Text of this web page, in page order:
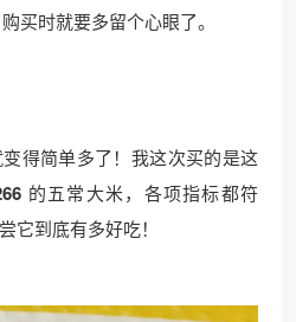
买时就要多留个心眼了。
得简单多了！我这次买的是这
的五常大米，各项指标都符
它到底有多好吃！